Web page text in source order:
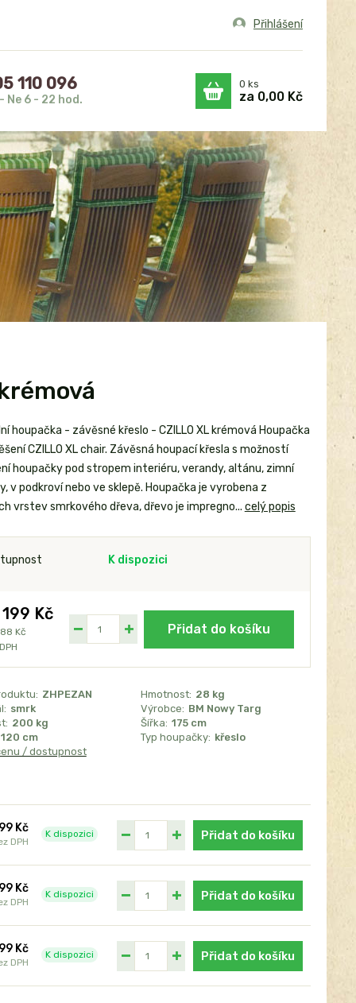
Přihlášení
110 096
Ne 6 - 22 hod.
0 ks
za 0,00 Kč
houpačka - závěsné křeslo - CZILLO XL krémová Houpačka
CZILLO XL chair. Závěsná houpací křesla s možností
houpačky pod stropem interiéru, verandy, altánu, zimní
v podkroví nebo ve sklepě. Houpačka je vyrobena z
vrstev smrkového dřeva, dřevo je impregno... celý popis
K dispozici
Kč
Kč
Přidat do košíku
ZHPEZAN Hmotnost: 28 kg
smrk Výrobce: BM Nowy Targ
200 kg Šířka: 175 cm
120 cm Typ houpačky: křeslo
/ dostupnost
Kč
DPH
K dispozici Přidat do košíku
Kč
DPH
K dispozici Přidat do košíku
Kč
DPH
K dispozici Přidat do košíku